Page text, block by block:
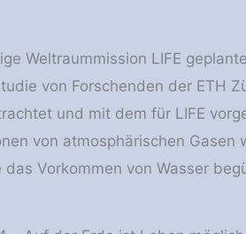
Weltraummission LIFE
von Forschenden der ETH
und mit dem für LIFE
von atmosphärischen
Vorkommen von Wasser